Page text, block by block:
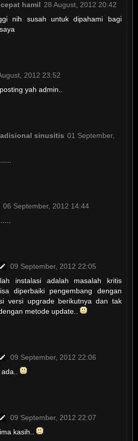
hamil 28 August, 2012 20:42
nih susah untuk dipahami bagi
2012 23:52
yah admin..
sinusitis 01 September,
06 September, 2012 14:44
09 September, 2012 22:05
instalasi adalah masalah kritis
diperbaiki pengembang dengan
versi upgrade berikutnya dan tak
metode update..
09 September, 2012 22:06
ada..
09 September, 2012 22:07
kasih..